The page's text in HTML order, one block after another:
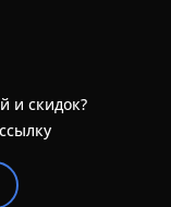
и скидок?